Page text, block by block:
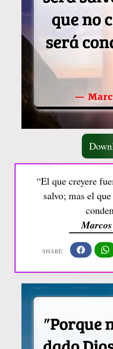
“El que creyere
salvo; mas el